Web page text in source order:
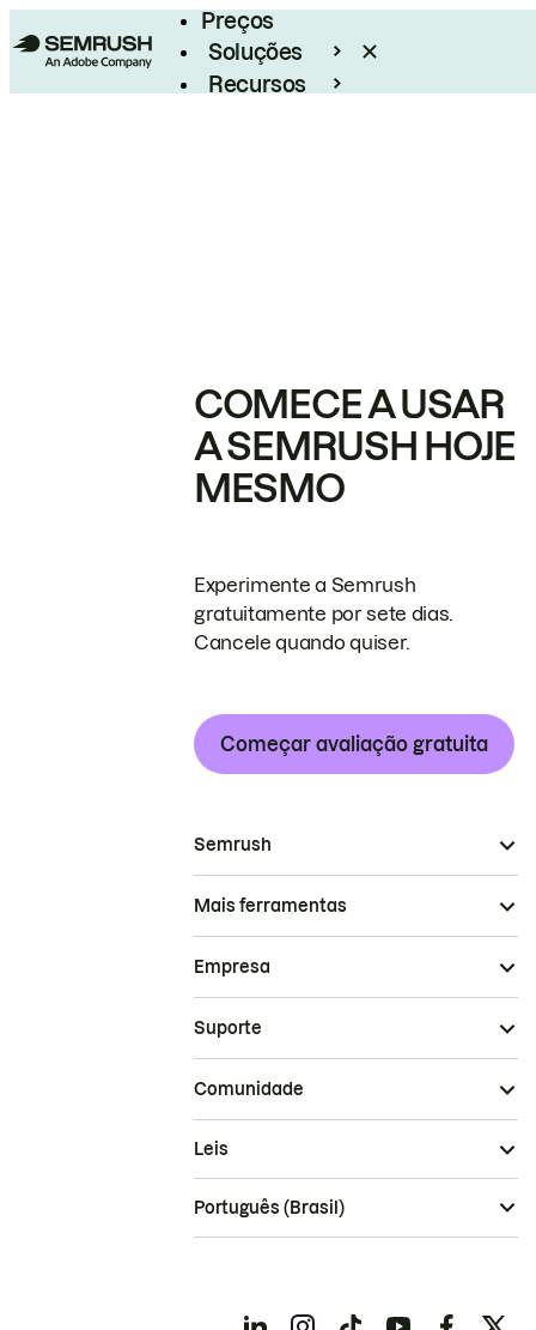
Preços
Soluções
Recursos
COMECE A USAR
A SEMRUSH HOJE
MESMO
Experimente a Semrush
gratuitamente por sete dias.
Cancele quando quiser.
Começar avaliação gratuita
Semrush
Mais ferramentas
Empresa
Suporte
Comunidade
Leis
Português (Brasil)